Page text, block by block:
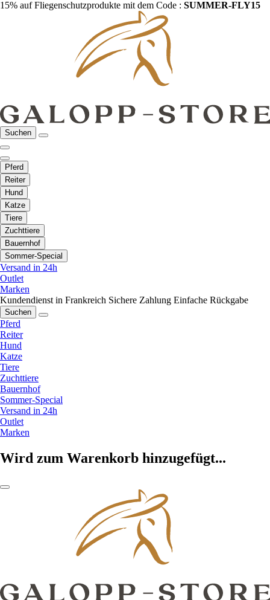
15% auf Fliegenschutzprodukte mit dem Code : SUMMER-FLY15
Suchen
Pferd
Reiter
Hund
Katze
Tiere
Zuchttiere
Bauernhof
Sommer-Special
Versand in 24h
Outlet
Marken
Kundendienst in Frankreich Sichere Zahlung Einfache Rückgabe
Suchen
Pferd
Reiter
Hund
Katze
Tiere
Zuchttiere
Bauernhof
Sommer-Special
Versand in 24h
Outlet
Marken
Wird zum Warenkorb hinzugefügt...